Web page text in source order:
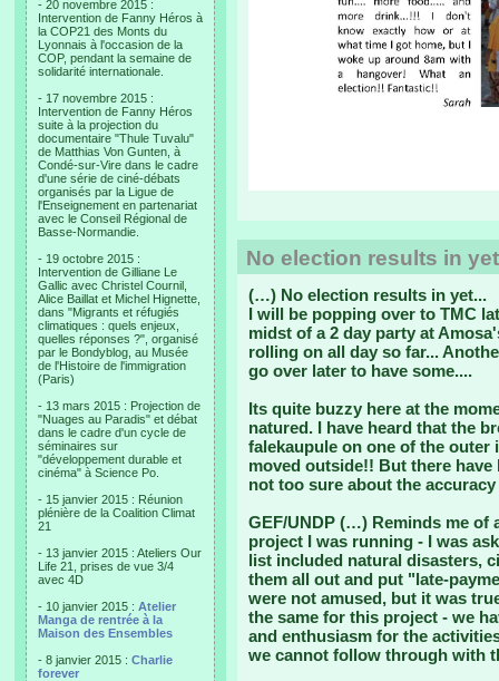
- 20 novembre 2015 :
Intervention de Fanny Héros à
la COP21 des Monts du
Lyonnais à l'occasion de la
COP, pendant la semaine de
solidarité internationale.
- 17 novembre 2015 :
Intervention de Fanny Héros
suite à la projection du
documentaire "Thule Tuvalu"
de Matthias Von Gunten, à
Condé-sur-Vire dans le cadre
d'une série de ciné-débats
organisés par la Ligue de
l'Enseignement en partenariat
avec le Conseil Régional de
Basse-Normandie.
- 19 octobre 2015 :
Intervention de Gilliane Le
Gallic avec Christel Cournil,
Alice Baillat et Michel Hignette,
dans "Migrants et réfugiés
climatiques : quels enjeux,
quelles réponses ?", organisé
par le Bondyblog, au Musée
de l'Histoire de l'immigration
(Paris)
- 13 mars 2015 : Projection de
"Nuages au Paradis" et débat
dans le cadre d'un cycle de
séminaires sur
"développement durable et
cinéma" à Science Po.
- 15 janvier 2015 : Réunion
plénière de la Coalition Climat
21
- 13 janvier 2015 : Ateliers Our
Life 21, prises de vue 3/4
avec 4D
- 10 janvier 2015 : Atelier
Manga de rentrée à la
Maison des Ensembles
- 8 janvier 2015 : Charlie
forever
No election results in
(…) No election results in yet...
I will be popping over to TMC
midst of a 2 day party at
rolling on all day so far...
go over later to have some....
Its quite buzzy here at the
natured. I have heard that the
falekaupule on one of the
moved outside!! But there
not too sure about the
GEF/UNDP (…) Reminds me of
project I was running - I was
list included natural disasters,
them all out and put "late-
were not amused, but it was
the same for this project - we
and enthusiasm for the
we cannot follow through with